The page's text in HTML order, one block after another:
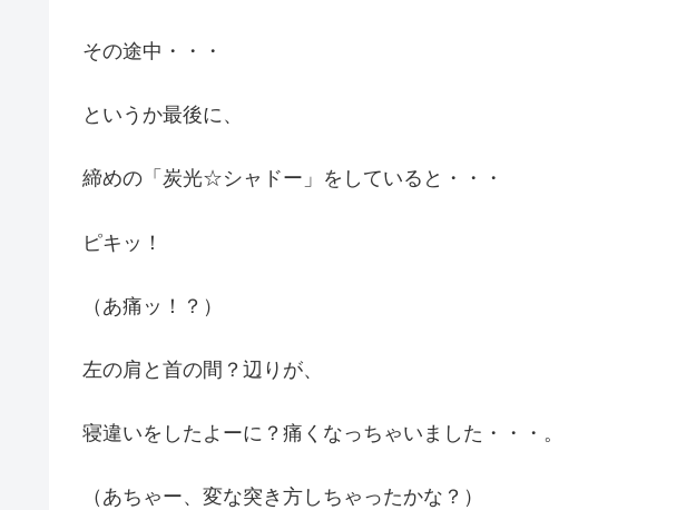
その途中・・・
というか最後に、
締めの「炭光☆シャドー」をしていると・・・
ピキッ！
（あ痛ッ！？）
左の肩と首の間？辺りが、
寝違いをしたよーに？痛くなっちゃいました・・・。
（あちゃー、変な突き方しちゃったかな？）